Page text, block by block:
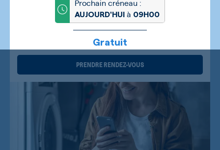
Prochain créneau :
AUJOURD'HUI à 09H00
Gratuit
PRENDRE RENDEZ-VOUS